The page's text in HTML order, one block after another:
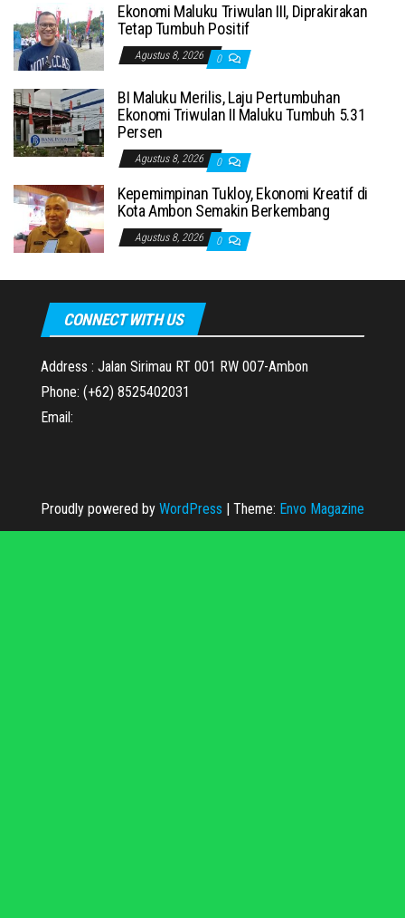
Ekonomi Maluku Triwulan III, Diprakirakan
Tetap Tumbuh Positif
Agustus 8, 2026 0
BI Maluku Merilis, Laju Pertumbuhan
Ekonomi Triwulan II Maluku Tumbuh 5.31
Persen
Agustus 8, 2026 0
Kepemimpinan Tukloy, Ekonomi Kreatif di
Kota Ambon Semakin Berkembang
Agustus 8, 2026 0
CONNECT WITH US
Address : Jalan Sirimau RT 001 RW 007-Ambon
Phone: (+62) 8525402031
Email:
Proudly powered by WordPress | Theme: Envo Magazine